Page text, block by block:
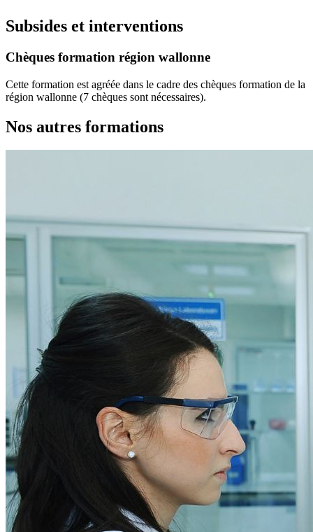
Subsides et interventions
Chèques formation région wallonne
Cette formation est agréée dans le cadre des chèques formation de la
région wallonne (7 chèques sont nécessaires).
Nos autres formations